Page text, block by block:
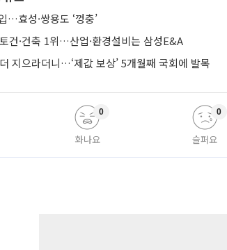
…효성·쌍용도 ‘껑충’
건·건축 1위…산업·환경설비는 삼성E&A
지으라더니…‘제값 보상’ 5개월째 국회에 발목
화나요
0
슬퍼요
0